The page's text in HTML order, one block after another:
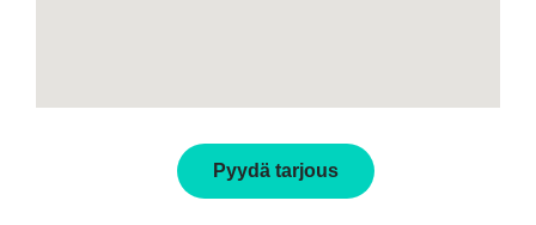
Pyydä tarjous